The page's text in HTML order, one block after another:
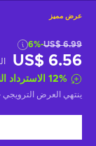
عرض مميز
US$ 6.99
-6%
US$ 6.56
12% الاسترداد
ينتهي العرض الترويجي